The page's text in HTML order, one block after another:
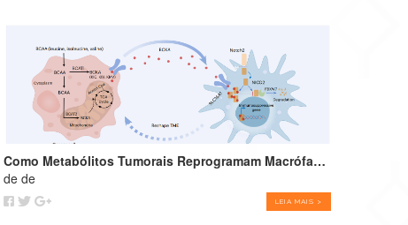
Como Metabólitos Tumorais Reprogramam Macrófagos e Favorecem o Crescimento Tumoral
de de
LEIA MAIS >